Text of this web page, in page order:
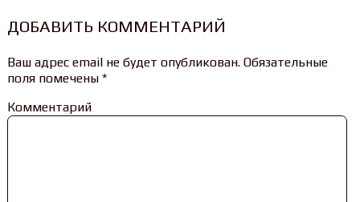
ДОБАВИТЬ КОММЕНТАРИЙ
Ваш адрес email не будет опубликован.Обязательные
поля помечены *
Комментарий